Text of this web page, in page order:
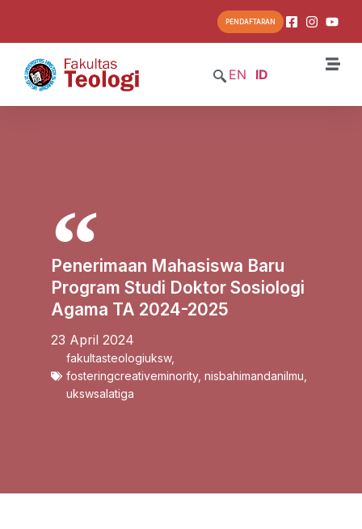
PENDAFTARAN
EN ID
Penerimaan Mahasiswa Baru
Program Studi Doktor Sosiologi
Agama TA 2024-2025
23 April 2024
fakultasteologiuksw,
fosteringcreativeminority, nisbahimandanilmu
ukswsalatiga